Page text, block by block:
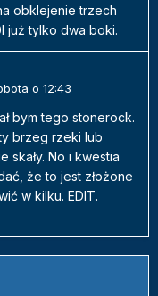
obklejenie trzech
już tylko dwa boki.
o 12:43
bym tego stonerock.
brzeg rzeki lub
skały. No i kwestia
że to jest złożone
w kilku. EDIT.